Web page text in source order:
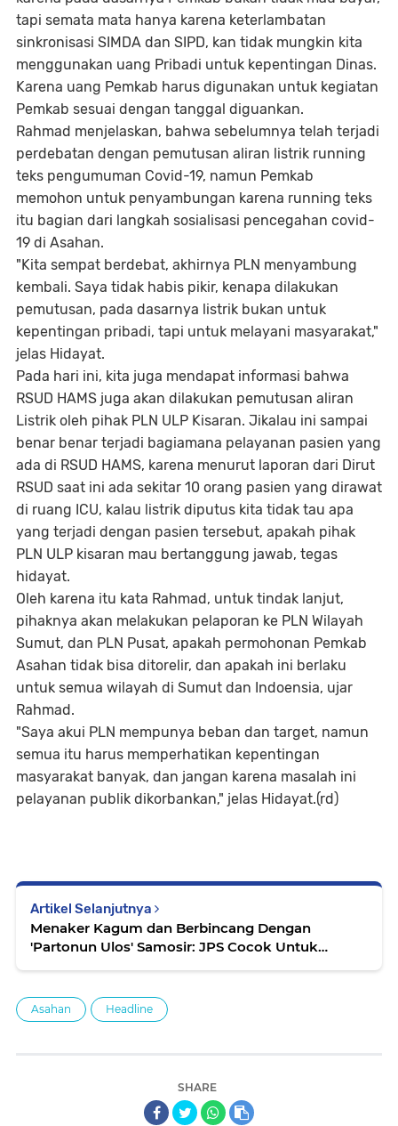
tapi semata mata hanya karena keterlambatan
sinkronisasi SIMDA dan SIPD, kan tidak mungkin kita
menggunakan uang Pribadi untuk kepentingan Dinas.
Karena uang Pemkab harus digunakan untuk kegiatan
Pemkab sesuai dengan tanggal diguankan.
Rahmad menjelaskan, bahwa sebelumnya telah terjadi
perdebatan dengan pemutusan aliran listrik running
teks pengumuman Covid-19, namun Pemkab
memohon untuk penyambungan karena running teks
itu bagian dari langkah sosialisasi pencegahan covid-
19 di Asahan.
"Kita sempat berdebat, akhirnya PLN menyambung
kembali. Saya tidak habis pikir, kenapa dilakukan
pemutusan, pada dasarnya listrik bukan untuk
kepentingan pribadi, tapi untuk melayani masyarakat,"
jelas Hidayat.
Pada hari ini, kita juga mendapat informasi bahwa
RSUD HAMS juga akan dilakukan pemutusan aliran
Listrik oleh pihak PLN ULP Kisaran. Jikalau ini sampai
benar benar terjadi bagiamana pelayanan pasien yang
ada di RSUD HAMS, karena menurut laporan dari Dirut
RSUD saat ini ada sekitar 10 orang pasien yang dirawat
di ruang ICU, kalau listrik diputus kita tidak tau apa
yang terjadi dengan pasien tersebut, apakah pihak
PLN ULP kisaran mau bertanggung jawab, tegas
hidayat.
Oleh karena itu kata Rahmad, untuk tindak lanjut,
pihaknya akan melakukan pelaporan ke PLN Wilayah
Sumut, dan PLN Pusat, apakah permohonan Pemkab
Asahan tidak bisa ditorelir, dan apakah ini berlaku
untuk semua wilayah di Sumut dan Indoensia, ujar
Rahmad.
"Saya akui PLN mempunya beban dan target, namun
semua itu harus memperhatikan kepentingan
masyarakat banyak, dan jangan karena masalah ini
pelayanan publik dikorbankan," jelas Hidayat.(rd)
Artikel Selanjutnya
Menaker Kagum dan Berbincang Dengan
'Partonun Ulos' Samosir: JPS Cocok Untuk
Asahan Headline
SHARE